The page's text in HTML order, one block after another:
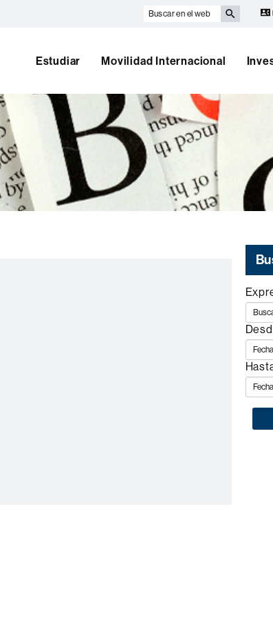
Buscar
Estudiar Movilidad Internacional